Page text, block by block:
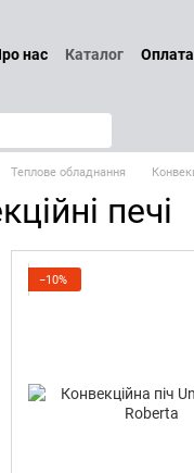
нас Каталог Оплата
Теплове обладнання
печі
−10%